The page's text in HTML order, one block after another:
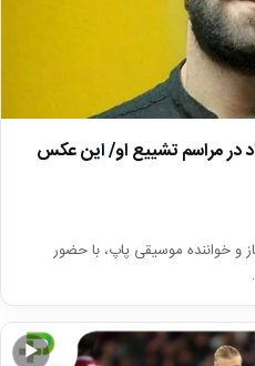
در مراسم تشییع او/ این عکس
و خواننده موسیقی پاپ، با حضور
▶